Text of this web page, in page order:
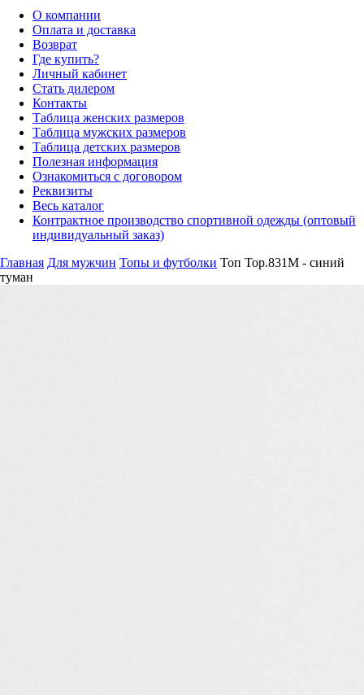
О компании
Оплата и доставка
Возврат
Где купить?
Личный кабинет
Стать дилером
Контакты
Таблица женских размеров
Таблица мужских размеров
Таблица детских размеров
Полезная информация
Ознакомиться с договором
Реквизиты
Весь каталог
Контрактное производство спортивной одежды (оптовый
индивидуальный заказ)
Главная Для мужчин Топы и футболки Топ Top.831M - синий
туман